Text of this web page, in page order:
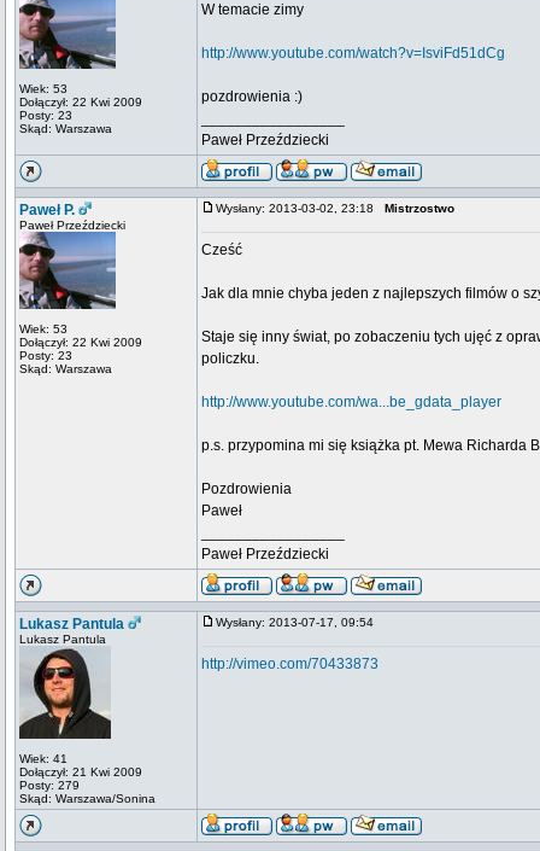
Wiek: 53
Dołączył: 22 Kwi 2009
Posty: 23
Skąd: Warszawa
W temacie zimy
http://www.youtube.com/watch?v=IsviFd51dCg
pozdrowienia :)
Paweł Przeździecki
Paweł P.
Paweł Przeździecki
Wiek: 53
Dołączył: 22 Kwi 2009
Posty: 23
Skąd: Warszawa
Wysłany: 2013-03-02, 23:18 Mistrzostwo
Cześć
Jak dla mnie chyba jeden z najlepszych filmów o
Staje się inny świat, po zobaczeniu tych ujęć z
policzku.
http://www.youtube.com/wa...be_gdata_player
p.s. przypomina mi się książka pt. Mewa Richarda
Pozdrowienia
Paweł
Paweł Przeździecki
Lukasz Pantula
Lukasz Pantula
Wiek: 41
Dołączył: 21 Kwi 2009
Posty: 279
Skąd: Warszawa/Sonina
Wysłany: 2013-07-17, 09:54
http://vimeo.com/70433873